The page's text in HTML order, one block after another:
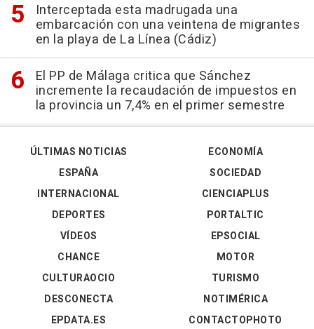
Interceptada esta madrugada una
embarcación con una veintena de migrantes
en la playa de La Línea (Cádiz)
El PP de Málaga critica que Sánchez
incremente la recaudación de impuestos en
la provincia un 7,4% en el primer semestre
ÚLTIMAS NOTICIAS
ESPAÑA
INTERNACIONAL
DEPORTES
VÍDEOS
ECONOMÍA
SOCIEDAD
CIENCIAPLUS
PORTALTIC
EPSOCIAL
CHANCE
CULTURAOCIO
DESCONECTA
EPDATA.ES
MOTOR
TURISMO
NOTIMÉRICA
CONTACTOPHOTO